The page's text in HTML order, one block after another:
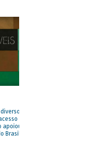
à
apoiou
Brasil e